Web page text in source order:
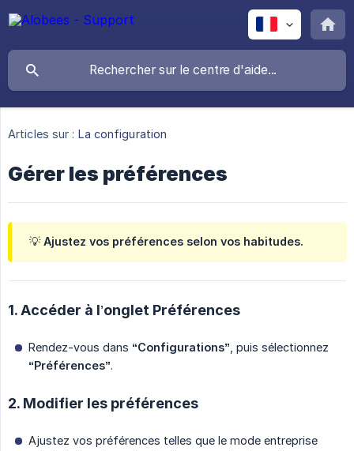
Articles sur : La configuration
Gérer les préférences
💡 Ajustez vos préférences selon vos habitudes.
1. Accéder à l’onglet Préférences
Rendez-vous dans “Configurations” , puis sélectionnez
“Préférences”.
2. Modifier les préférences
Ajustez vos préférences telles que le mode entreprise